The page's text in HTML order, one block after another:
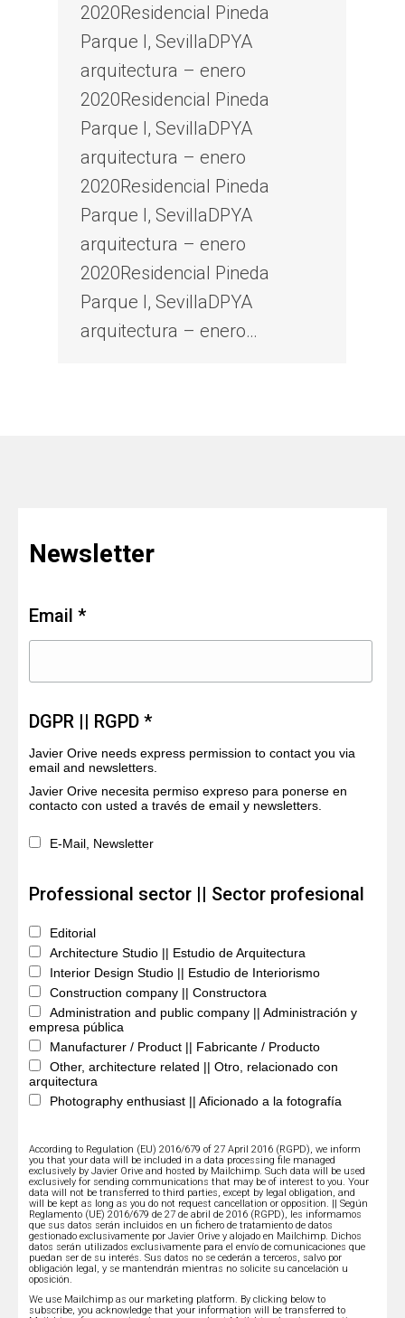
2020Residencial Pineda
Parque I, SevillaDPYA
arquitectura – enero
2020Residencial Pineda
Parque I, SevillaDPYA
arquitectura – enero
2020Residencial Pineda
Parque I, SevillaDPYA
arquitectura – enero
2020Residencial Pineda
Parque I, SevillaDPYA
arquitectura – enero…
Newsletter
Email *
DGPR || RGPD *
Javier Orive needs express permission to contact you via
email and newsletters.
Javier Orive necesita permiso expreso para ponerse en
contacto con usted a través de email y newsletters.
E-Mail, Newsletter
Professional sector || Sector profesional
Editorial
Architecture Studio || Estudio de Arquitectura
Interior Design Studio || Estudio de Interiorismo
Construction company || Constructora
Administration and public company || Administración y
empresa pública
Manufacturer / Product || Fabricante / Producto
Other, architecture related || Otro, relacionado con
arquitectura
Photography enthusiast || Aficionado a la fotografía
According to Regulation (EU) 2016/679 of 27 April 2016 (RGPD), we inform
you that your data will be included in a data processing file managed
exclusively by Javier Orive and hosted by Mailchimp. Such data will be used
exclusively for sending communications that may be of interest to you. Your
data will not be transferred to third parties, except by legal obligation, and
will be kept as long as you do not request cancellation or opposition. || Según
Reglamento (UE) 2016/679 de 27 de abril de 2016 (RGPD), les informamos
que sus datos serán incluidos en un fichero de tratamiento de datos
gestionado exclusivamente por Javier Orive y alojado en Mailchimp. Dichos
datos serán utilizados exclusivamente para el envío de comunicaciones que
puedan ser de su interés. Sus datos no se cederán a terceros, salvo por
obligación legal, y se mantendrán mientras no solicite su cancelación u
oposición.
We use Mailchimp as our marketing platform. By clicking below to
subscribe, you acknowledge that your information will be transferred to